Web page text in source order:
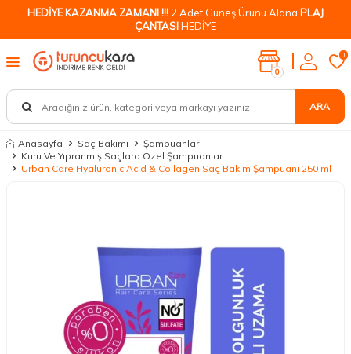
HEDİYE KAZANMA ZAMANI !!! 2 Adet Güneş Ürünü Alana PLAJ
ÇANTASIHEDİYE
ARA
0
0
Anasayfa Saç Bakımı
Şampuanlar
Kuru Ve Yıpranmış Saçlara Özel Şampuanlar
Urban Care Hyaluronic Acid & Collagen Saç Bakım Şampuanı 250 ml